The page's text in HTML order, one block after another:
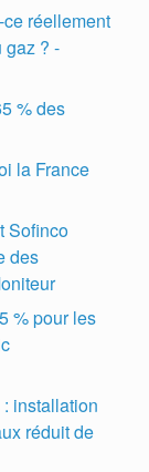
réellement
gaz ? -
% des
la France
Sofinco
des
% pour les
installation
réduit de